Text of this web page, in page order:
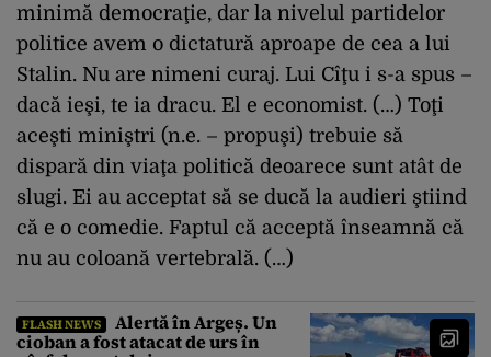
minimă democraţie, dar la nivelul partidelor
politice avem o dictatură aproape de cea a lui
Stalin. Nu are nimeni curaj. Lui Cîţu i s-a spus –
dacă ieşi, te ia dracu. El e economist. (…) Toţi
aceşti miniştri (n.e. – propuşi) trebuie să
dispară din viaţa politică deoarece sunt atât de
slugi. Ei au acceptat să se ducă la audieri ştiind
că e o comedie. Faptul că acceptă înseamnă că
nu au coloană vertebrală. (…)
FLASH NEWS
Alertă în Argeș. Un
cioban a fost atacat de urs în